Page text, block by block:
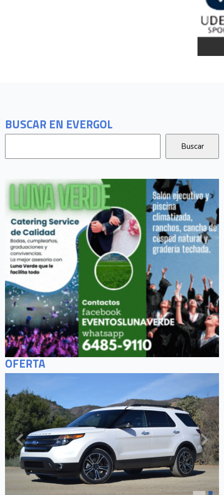
BUSCAR EN EVERGOL
OFERTA